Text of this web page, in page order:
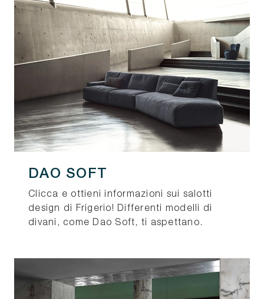
DAO SOFT
Clicca e ottieni informazioni sui salotti
design di Frigerio! Differenti modelli di
divani, come Dao Soft, ti aspettano.